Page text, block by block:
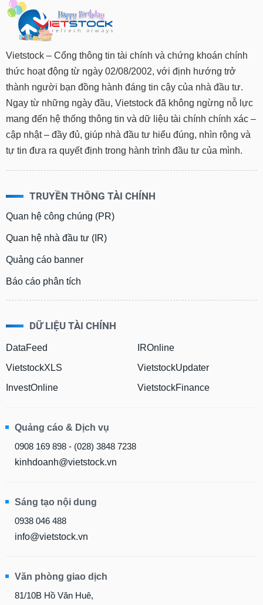
Vietstock – Cổng thông tin tài chính và chứng khoán chính
thức hoạt động từ ngày 02/08/2002, với định hướng trở
thành người bạn đồng hành đáng tin cậy của nhà đầu tư.
Ngay từ những ngày đầu, Vietstock đã không ngừng nỗ lực
mang đến hệ thống thông tin và dữ liệu tài chính chính xác –
cập nhật – đầy đủ, giúp nhà đầu tư hiểu đúng, nhìn rộng và
tự tin đưa ra quyết định trong hành trình đầu tư của mình.
TRUYỀN THÔNG TÀI CHÍNH
Quan hệ công chúng (PR)
Quan hệ nhà đầu tư (IR)
Quảng cáo banner
Báo cáo phân tích
DỮ LIỆU TÀI CHÍNH
DataFeed
VietstockXLS
InvestOnline
IROnline
VietstockUpdater
VietstockFinance
Quảng cáo & Dịch vụ
0908 169 898 - (028) 3848 7238
kinhdoanh@vietstock.vn
Sáng tạo nội dung
0938 046 488
info@vietstock.vn
Văn phòng giao dịch
81/10B Hồ Văn Huê,